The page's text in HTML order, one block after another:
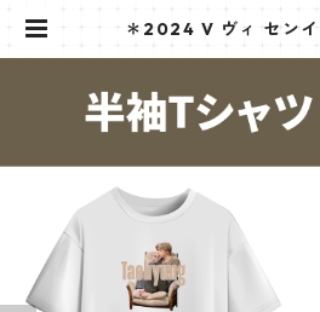
＊2024 V ヴィ センイ